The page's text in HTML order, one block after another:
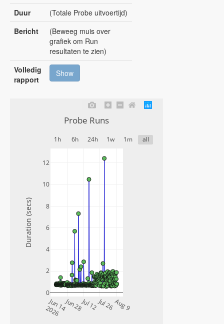
Duur
(Totale Probe uitvoertijd)
Bericht
(Beweeg muis over
grafiek om Run
resultaten te zien)
Volledig
rapport
Show
Jun 14
2026 Jun 28Jul 12Jul 26Aug 9
0
2
4
6
8
10
12
1h 6h 24h 1w 1m all
Probe Runs
Duration (secs)